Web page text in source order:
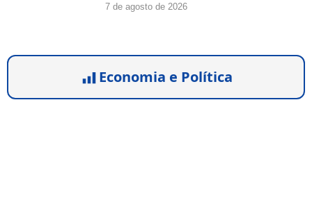
7 de agosto de 2026
Economia e Política